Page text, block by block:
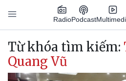
Nhảy đến nội dung
RadioPodcast
Main navigation
Từ khóa tìm kiếm:
Quang Vũ